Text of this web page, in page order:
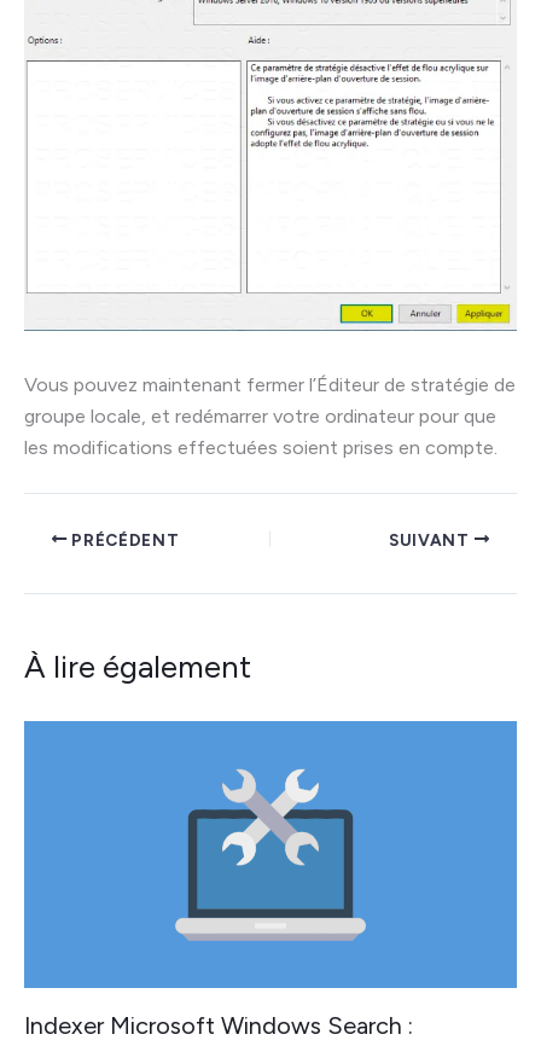
Vous pouvez maintenant fermer l’Éditeur de stratégie de
groupe locale, et redémarrer votre ordinateur pour que
les modifications effectuées soient prises en compte.
PRÉCÉDENT SUIVANT
À lire également
Indexer Microsoft Windows Search :